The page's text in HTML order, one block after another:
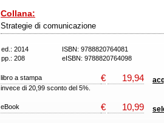
Collana:
Strategie di comunicazione
ed.: 2014
ISBN: 9788820764081
pp.: 208
eISBN: 9788820764098
libro a stampa € 19,94
invece di 20,99 sconto del 5%.
eBook € 10,99